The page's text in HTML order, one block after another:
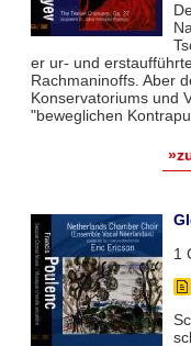
er ur- und
Rachmaninoffs. Aber
Konservatoriums und
"beweglichen
1